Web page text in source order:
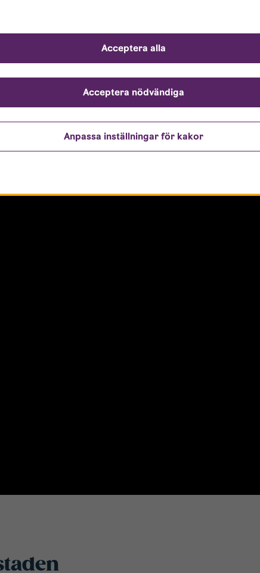
hem
hittar du underLediga bostäder.
Anpassa inställningar för kakor
Acceptera nödvändiga
Acceptera alla